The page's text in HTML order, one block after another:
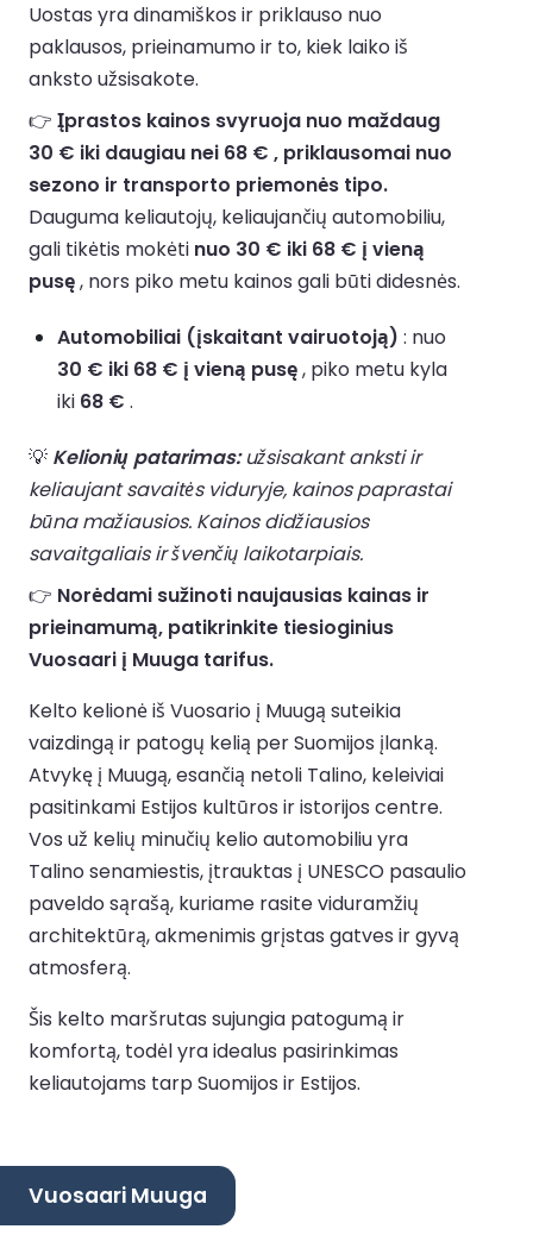
Uostas yra dinamiškos ir priklauso nuo
paklausos, prieinamumo ir to, kiek laiko iš
anksto užsisakote.
👉 Įprastos kainos svyruoja nuo maždaug
30 € iki daugiau nei 68 € , priklausomai nuo
sezono ir transporto priemonės tipo.
Dauguma keliautojų, keliaujančių automobiliu,
gali tikėtis mokėti nuo 30 € iki 68 € į vieną
pusę, nors piko metu kainos gali būti didesnės.
Automobiliai (įskaitant vairuotoją) : nuo
30 € iki 68 € į vieną pusę, piko metu kyla
iki 68 € .
💡 Kelionių patarimas:užsisakant anksti ir
keliaujant savaitės viduryje, kainos paprastai
būna mažiausios. Kainos didžiausios
savaitgaliais ir švenčių laikotarpiais.
👉 Norėdami sužinoti naujausias kainas ir
prieinamumą, patikrinkite tiesioginius
Vuosaari į Muuga tarifus.
Kelto kelionė iš Vuosario į Muugą suteikia
vaizdingą ir patogų kelią per Suomijos įlanką.
Atvykę į Muugą, esančią netoli Talino, keleiviai
pasitinkami Estijos kultūros ir istorijos centre.
Vos už kelių minučių kelio automobiliu yra
Talino senamiestis, įtrauktas į UNESCO pasaulio
paveldo sąrašą, kuriame rasite viduramžių
architektūrą, akmenimis grįstas gatves ir gyvą
atmosferą.
Šis kelto maršrutas sujungia patogumą ir
komfortą, todėl yra idealus pasirinkimas
keliautojams tarp Suomijos ir Estijos.
Vuosaari Muuga